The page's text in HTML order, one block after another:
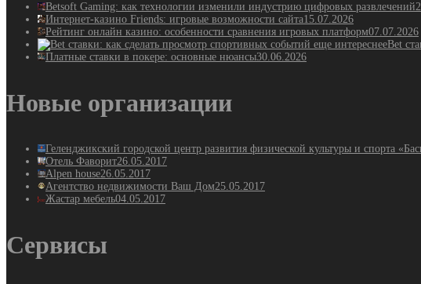
Betsoft Gaming: как технологии изменили индустрию цифровых развлечений
Интернет-казино Friends: игровые возможности сайта15.07.2026
Рейтинг онлайн казино: особенности сравнения игровых платформ07.07.2026
Bet
Платные ставки в покере: основные нюансы30.06.2026
Новые организации
Геленджикский городской центр развития физической культуры и спорта
Отель Фаворит26.05.2017
Alpen house26.05.2017
Агентство недвижимости Ваш Дом25.05.2017
Жастар мебель04.05.2017
Сервисы